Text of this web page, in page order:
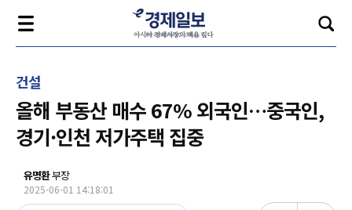
건설
올해 부동산 매수 67% 외국인…중국인,
경기·인천 저가주택 집중
유명환부장
2025-06-01 14:18:01